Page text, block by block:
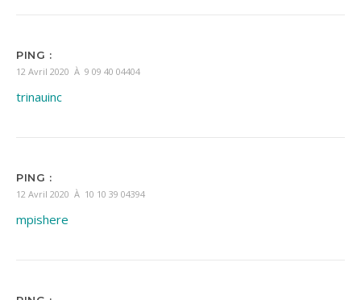
PING :
12 Avril 2020 À 9 09 40 04404
trinauinc
PING :
12 Avril 2020 À 10 10 39 04394
mpishere